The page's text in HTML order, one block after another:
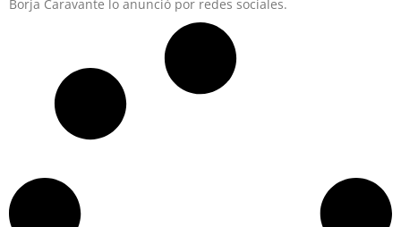
Borja Caravante lo anunció por redes sociales.